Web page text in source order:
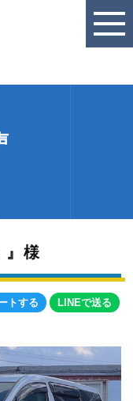
』様
トする LINEで送る